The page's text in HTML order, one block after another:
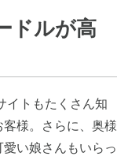
ドルが高
イトもたくさん知
様。さらに、奥様
い娘さんもいらっ